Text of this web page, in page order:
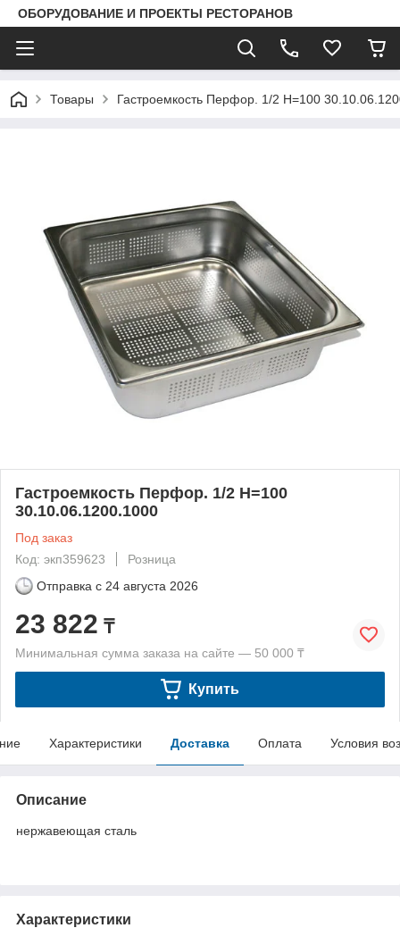
ОБОРУДОВАНИЕ И ПРОЕКТЫ РЕСТОРАНОВ
Товары Гастроемкость Перфор. 1/2 Н=100
Гастроемкость Перфор. 1/2 Н=100
30.10.06.1200.1000
Под заказ
Код: экп359623
Розница
Отправка с 24 августа 2026
23 822 ₸
Минимальная сумма заказа на сайте — 50 000 ₸
Купить
Характеристики Доставка Оплата Условия
Описание
нержавеющая сталь
Характеристики